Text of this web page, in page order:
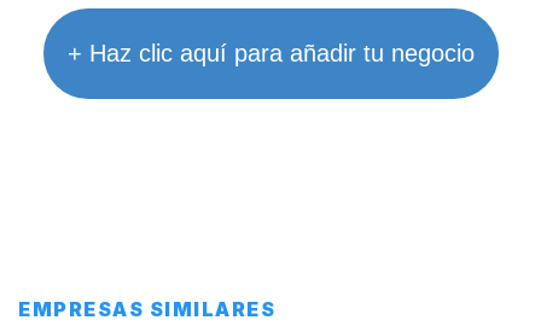
+ Haz clic aquí para añadir tu negocio
EMPRESAS SIMILARES